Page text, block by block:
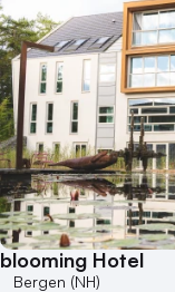
blooming Hotel
Bergen (NH)